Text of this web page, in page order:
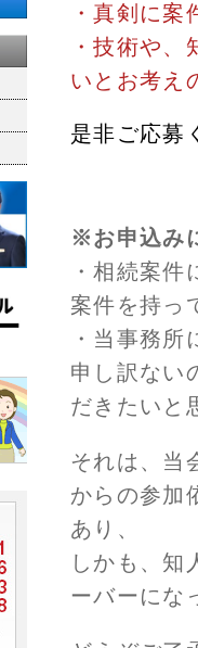
・真剣に
・技術や
いとお考え
是非ご応募
※お申込み
・相続案
案件を持っ
・当事務
申し訳ない
だきたいと
それは、当
からの参加
あり、
しかも、知
ーバーにな